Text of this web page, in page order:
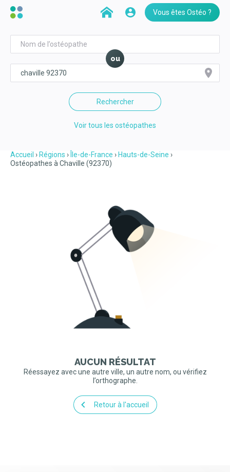
Vous êtes Ostéo ?
ou
Rechercher
Voir tous les ostéopathes
Accueil Régions Île-de-France
Hauts-de-Seine
Ostéopathes à Chaville (92370)
AUCUN RÉSULTAT
Réessayez avec une autre ville, un autre nom, ou vérifiez
l’orthographe.
Retour à l'accueil